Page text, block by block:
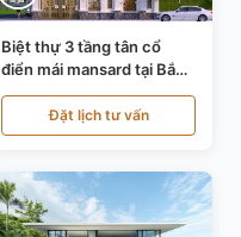
Biệt thự 3 tầng tân cổ
điển mái mansard tại Bắc
Ninh KT21198
Đặt lịch tư vấn